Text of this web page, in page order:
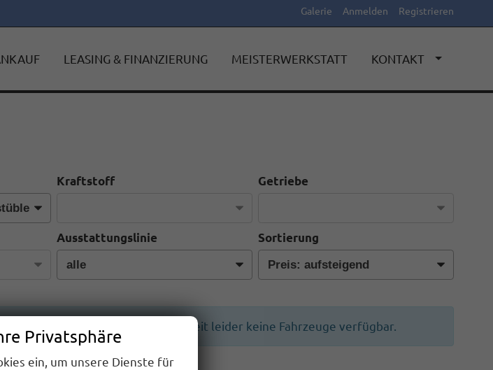
Galerie Anmelden Registrieren
LEASING & FINANZIERUNG MEISTERWERKSTATT KONTAKT
Kraftstoff Getriebe
Ausstattungslinie Sortierung
Ihrer aktuellen Filterung sind zur Zeit leider keine Fahrzeuge verfügbar.
Privatsphäre
ein, um unsere Dienste für